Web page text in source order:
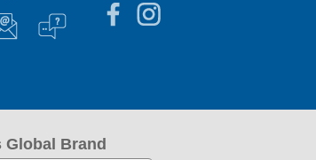
Global Brand